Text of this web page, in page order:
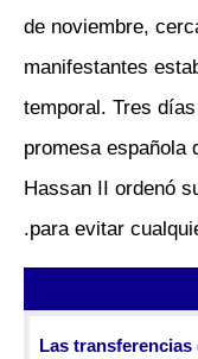
de noviembre,
manifestantes
temporal. Tres
promesa española
Hassan II ordenó
para evitar
*Las